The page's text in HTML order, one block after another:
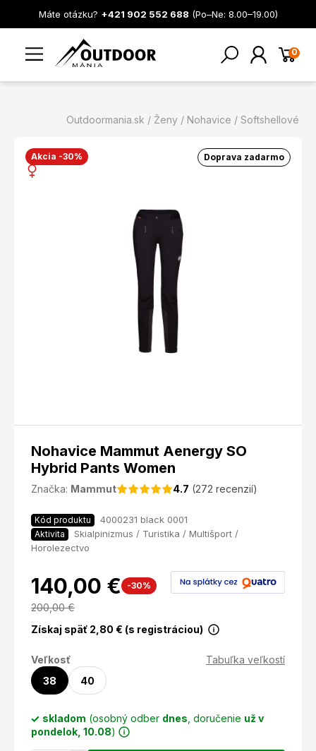
Máte otázku? +421 902 552 688 (Po–Ne: 8.00–19.00)
0
Outdoormania.sk Ženy Nohavice Softshellové
Doprava zadarmo
Akcia -30%
Nohavice Mammut Aenergy SO
Hybrid Pants Women
Značka: Mammut 4.7 (272 recenzií)
Kód produktu 4000231 black 0001
Aktivita
Skialpinizmus / Turistika / Multišport /
Horolezectvo
140,00 € -30%
200,00€
Získaj späť 2,80 € (s registráciou)
Veľkosť
Tabuľka veľkostí
38
40
skladom (osobný odber dnes , doručenie už v
pondelok, 10.08)